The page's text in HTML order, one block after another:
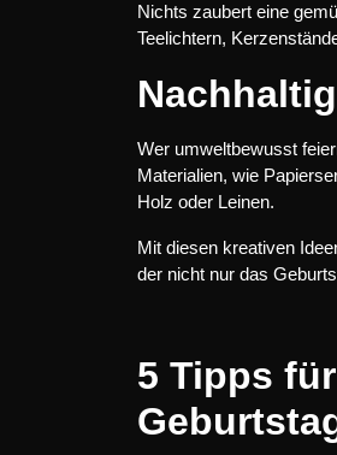
Nichts zaubert eine
Teelichtern,
Wer umweltbewusst
Materialien, wie
Holz oder Leinen.
Mit diesen kreativen
der nicht nur das
5 Tipps